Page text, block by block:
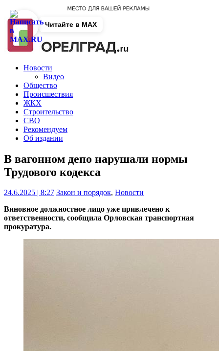
Новости
Видео
Общество
Происшествия
ЖКХ
Строительство
СВО
Рекомендуем
Об издании
В вагонном депо нарушали нормы
Трудового кодекса
24.6.2025 | 8:27 Закон и порядок, Новости
Виновное должностное лицо уже привлечено к
ответственности, сообщила Орловская транспортная
прокуратура.
Читайте в MAX